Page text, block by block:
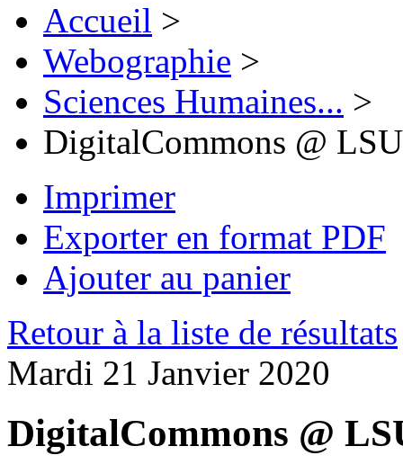
Accueil >
Webographie >
Sciences Humaines... >
DigitalCommons @
Imprimer
Exporter en format PDF
Ajouter au panier
Retour à la liste de résultats
Mardi 21 Janvier 2020
DigitalCommons @